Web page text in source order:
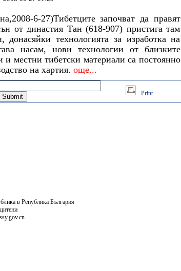
6-27)Тибетците започват да правят
от династия Тан (618-907) пристига там
технологията за изработка на
насам, нови технологии от близките
и местни тибетски материали са постоянно
на хартия. още...
Print
в Република България